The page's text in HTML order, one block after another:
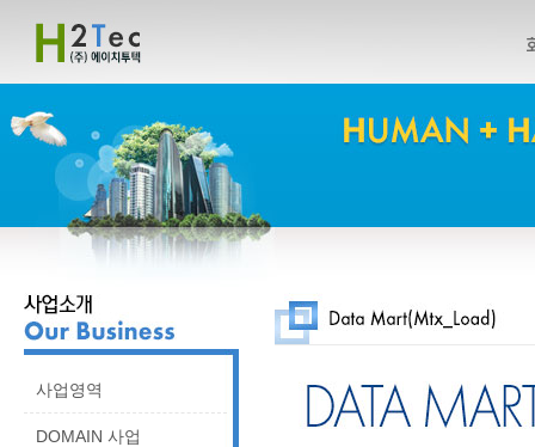
사업영역
DOMAIN 사업